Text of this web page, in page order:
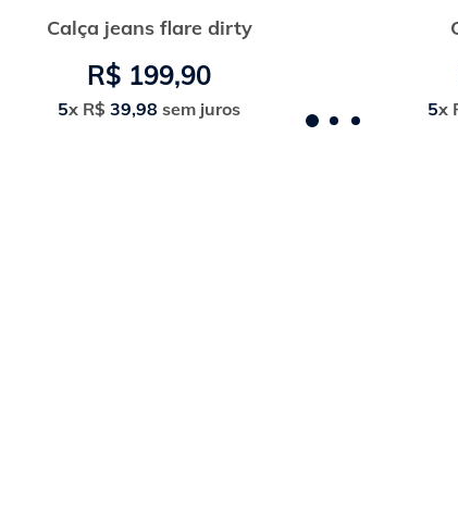
Calça jeans flare dirty
R$ 199,90
5x R$ 39,98 sem juros 5x